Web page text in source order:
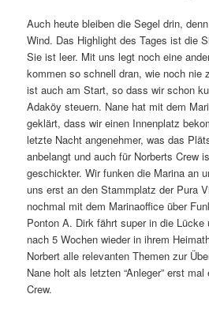
Auch heute bleiben die Segel drin,
Wind. Das Highlight des Tages ist die
Sie ist leer. Mit uns legt noch eine
kommen so schnell dran, wie noch nie
ist auch am Start, so dass wir schon
Adaköy steuern. Nane hat mit dem
geklärt, dass wir einen Innenplatz
letzte Nacht angenehmer, was das
anbelangt und auch für Norberts Crew
geschickter. Wir funken die Marina an
uns erst an den Stammplatz der Pura
nochmal mit dem Marinaoffice über
Ponton A. Dirk fährt super in die
nach 5 Wochen wieder in ihrem
Norbert alle relevanten Themen zur
Nane holt als letzten “Anleger” erst
Crew.